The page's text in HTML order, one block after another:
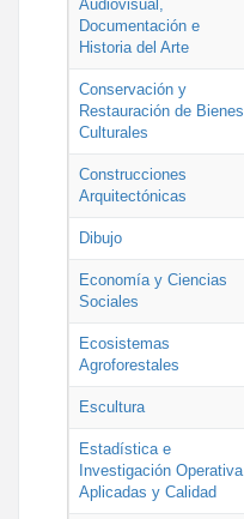
Audiovisual,
Documentación e
Historia del Arte
Conservación y
Restauración de Bienes
Culturales
Construcciones
Arquitectónicas
Dibujo
Economía y Ciencias
Sociales
Ecosistemas
Agroforestales
Escultura
Estadística e
Investigación Operativa
Aplicadas y Calidad